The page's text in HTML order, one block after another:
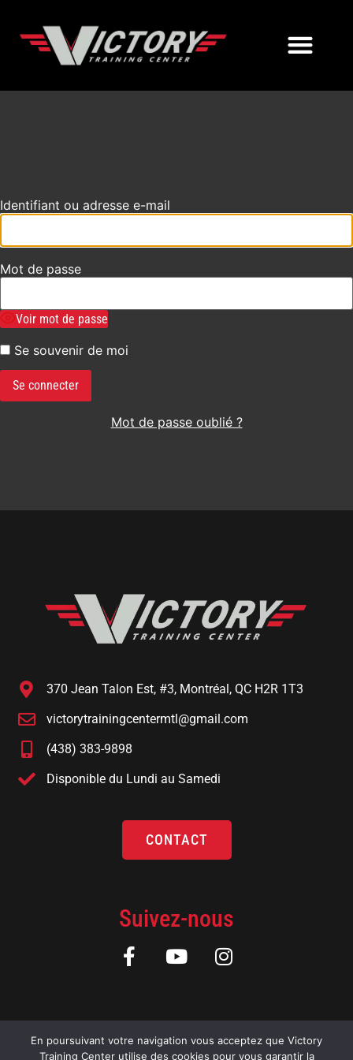
Log In
Identifiant ou adresse e-mail
Mot de passe
Voir mot de passe
Se souvenir de moi
Mot de passe oublié ?
Suivez-nous
370 Jean Talon Est, #3, Montréal, QC H2R 1T3
victorytrainingcentermtl@gmail.com
(438) 383-9898
Disponible du Lundi au Samedi
CONTACT
En poursuivant votre navigation vous acceptez que Victory
Training Center utilise des cookies pour vous garantir la